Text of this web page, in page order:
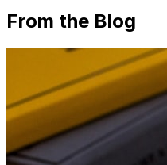
From the Blog